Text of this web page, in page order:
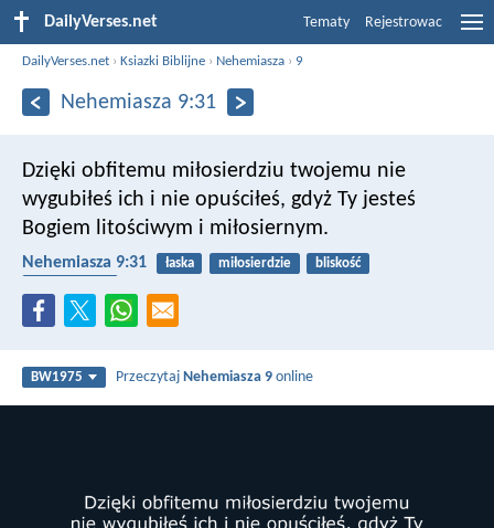
DailyVerses.net Tematy Rejestrowac
DailyVerses.net ›Ksiazki Biblijne › Nehemiasza › 9
Nehemiasza 9:31
Dzięki obfitemu miłosierdziu twojemu nie
wygubiłeś ich i nie opuściłeś, gdyż Ty jesteś
Bogiem litościwym i miłosiernym.
Nehemiasza 9:31 łaska miłosierdzie
bliskość
BW1975 PrzeczytajNehemiasza 9 online